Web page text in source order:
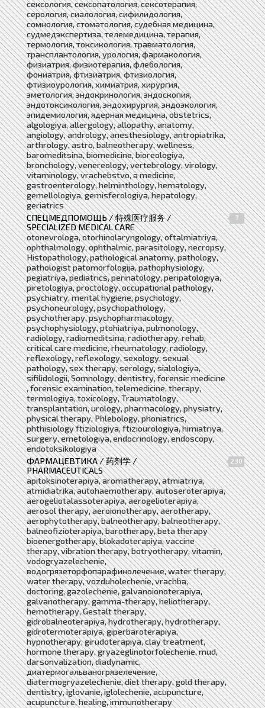
сексология, сексопатология, сексотерапия,
серология, сиалология, сифилидология,
сомнология, стоматология, судебная медицина,
судмедэкспертиза, телемедицина, терапия,
термология, токсикология, травматология,
трансплантология, урология, фармакология,
физиатрия, физиотерапия, флебология,
фониатрия, фтизиатрия, фтизиология,
фтизиоурология, химиатрия, хирургия,
эметология, эндокринология, эндоскопия,
эндотоксикология, эндохирургия, эндоэкология,
эпидемиология, ядерная медицина, obstetrics,
algologiya, allergology, allopathy, anatomy,
angiology, andrology, anesthesiology, antropiatrika,
arthrology, astro, balneotherapy, wellness,
baromeditsina, biomedicine, bioreologiya,
bronchology, venereology, vertebrology, virology,
vitaminology, vrachebstvo, a medicine,
gastroenterology, helminthology, hematology,
gemellologiya, gemisferologiya, hepatology,
geriatrics
СПЕЦМЕДПОМОЩЬ / 特殊医疗服务 /
SPECIALIZED MEDICAL CARE
7
otonevrologa, otorhinolaryngology, oftalmiatriya,
ophthalmology, ophthalmic, parasitology, necropsy,
Histopathology, pathological anatomy, pathology,
pathologist patomorfologija, pathophysiology,
pegiatriya, pediatrics, perinatology, peripatologiya,
piretologiya, proctology, occupational pathology,
psychiatry, mental hygiene, psychology,
psychoneurology, psychopathology,
psychotherapy, psychopharmacology,
psychophysiology, ptohiatriya, pulmonology,
radiology, radiomeditsina, radiotherapy, rehab,
critical care medicine, rheumatology, radiology,
reflexology, reflexology, sexology, sexual
pathology, sex therapy, serology, sialologiya,
sifilidologii, Somnology, dentistry, forensic medicine
, forensic examination, telemedicine, therapy,
termologiya, toxicology, Traumatology,
transplantation, urology, pharmacology, physiatry,
physical therapy, Phlebology, phoniatrics,
phthisiology ftiziologiya, ftiziourologiya, himiatriya,
surgery, emetologiya, endocrinology, endoscopy,
endotoksikologiya
ФАРМАЦЕВТИКА / 药剂学 /
PHARMACEUTICALS
230
apitoksinoterapiya, aromatherapy, atmiatriya,
atmidiatrika, autohaemotherapy, autoseroterapiya,
aerogeliotalassoterapiya, aerogelioterapiya,
aerosol therapy, aeroionotherapy, aerotherapy,
aerophytotherapy, balneotherapy, balneotherapy,
balneofizioterapiya, barotherapy, beta therapy
bioenergotherapy, blokadoterapiya, vaccine
therapy, vibration therapy, botryotherapy, vitamin,
vodogryazelechenie,
водогрязеторфопарафинолечение, water therapy,
water therapy, vozduholechenie, vrachba,
doctoring, gazolechenie, galvanoionoterapiya,
galvanotherapy, gamma-therapy, heliotherapy,
hemotherapy, Gestalt therapy,
gidrobalneoterapiya, hydrotherapy, hydrotherapy,
gidrotermoterapiya, giperbaroterapiya,
hypnotherapy, girudoterapiya, clay treatment,
hormone therapy, gryazeglinotorfolechenie, mud,
darsonvalization, diadynamic,
диатермогальваногрязелечение,
diatermogryazelechenie, diet therapy, gold therapy,
dentistry, iglovanie, iglolechenie, acupuncture,
acupuncture, healing, immunotherapy